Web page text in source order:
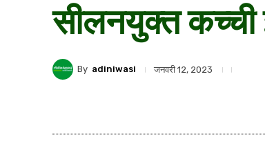
सीलनयुक्त कच्ची
By adiniwasi जनवरी 12, 2023